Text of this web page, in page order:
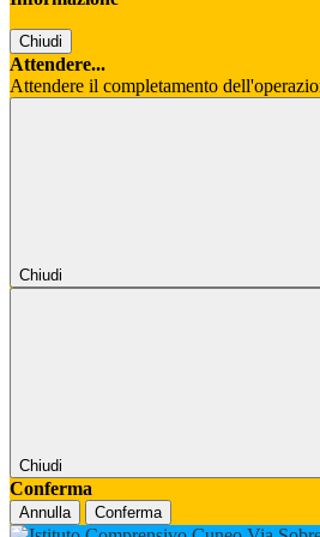
Chiudi
Attendere...
Attendere il completamento
Chiudi
Chiudi
Conferma
Annulla Conferma